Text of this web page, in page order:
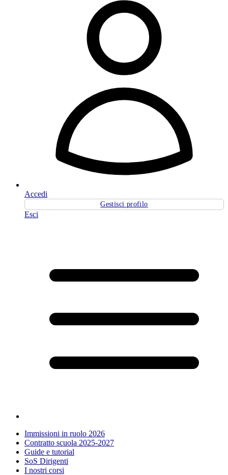
Accedi
Gestisci profilo
Esci
Immissioni in ruolo 2026
Contratto scuola 2025-2027
Guide e tutorial
SoS Dirigenti
I nostri corsi